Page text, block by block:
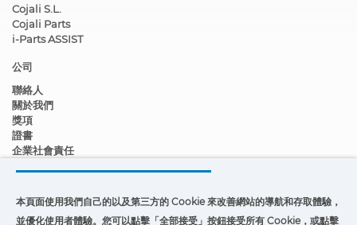
Cojali S.L.
Cojali Parts
i-Parts ASSIST
公司
聯絡人
關於我們
獎項
證書
企業社會責任
影片
FAQ - 常見問題
本頁面使用我們自己的以及第三方的 Cookie 來改善網站的導航和存取體驗，
並優化使用者體驗。您可以點擊「全部接受」按鈕接受所有 Cookie，或點擊